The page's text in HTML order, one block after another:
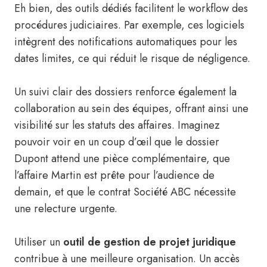
Eh bien, des outils dédiés facilitent le workflow des
procédures judiciaires. Par exemple, ces logiciels
intègrent des notifications automatiques pour les
dates limites, ce qui réduit le risque de négligence.
Un suivi clair des dossiers renforce également la
collaboration au sein des équipes, offrant ainsi une
visibilité sur les statuts des affaires. Imaginez
pouvoir voir en un coup d’œil que le dossier
Dupont attend une pièce complémentaire, que
l’affaire Martin est prête pour l’audience de
demain, et que le contrat Société ABC nécessite
une relecture urgente.
Utiliser un outil de gestion de projet juridique
contribue à une meilleure organisation. Un accès